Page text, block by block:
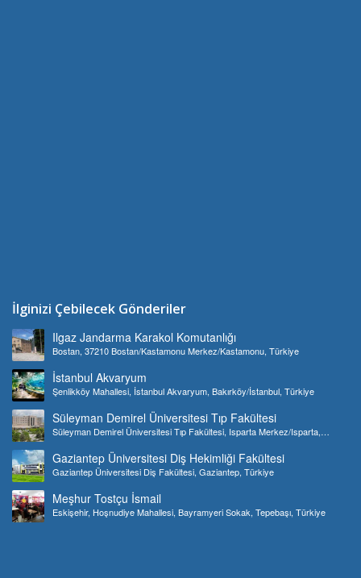
İlginizi Çebilecek Gönderiler
Ilgaz Jandarma Karakol Komutanlığı
Bostan, 37210 Bostan/Kastamonu Merkez/Kastamonu, Türkiye
İstanbul Akvaryum
Şenlikköy Mahallesi, İstanbul Akvaryum, Bakırköy/İstanbul, Türkiye
Süleyman Demirel Üniversitesi Tıp Fakültesi
Süleyman Demirel Üniversitesi Tıp Fakültesi, Isparta Merkez/Isparta,
Gaziantep Üniversitesi Diş Hekimliği Fakültesi
Gaziantep Üniversitesi Diş Fakültesi, Gaziantep, Türkiye
Meşhur Tostçu İsmail
Eskişehir, Hoşnudiye Mahallesi, Bayramyeri Sokak, Tepebaşı, Türkiye